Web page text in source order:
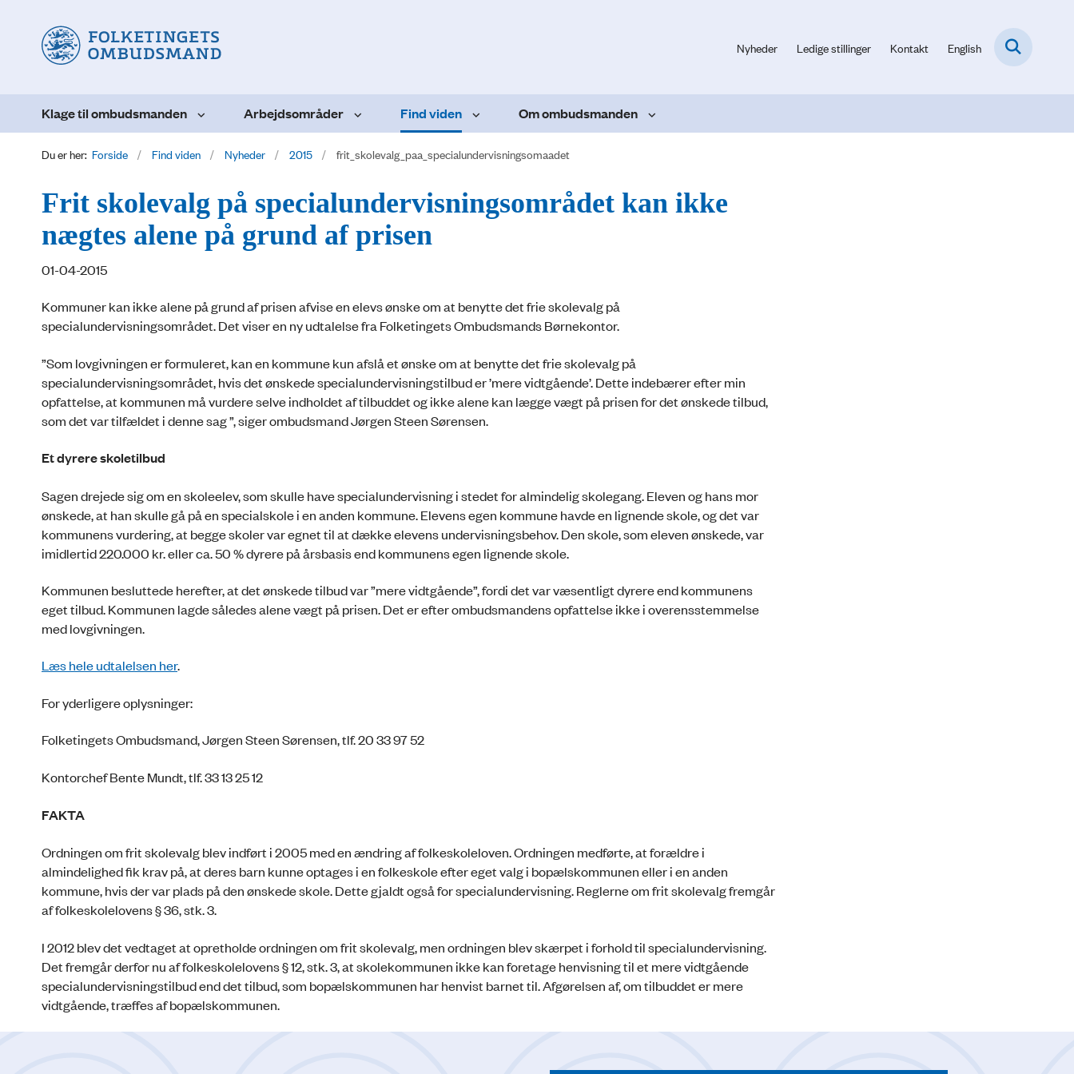
Nyheder Ledige stillinger Kontakt English
Klage til ombudsmanden Arbejdsområder Find viden Om ombudsmanden
Du er her: Forside Find viden Nyheder 2015 frit_skolevalg_paa_specialundervisningsomaadet
Frit skolevalg på specialundervisningsområdet kan ikke
nægtes alene på grund af prisen
01-04-2015
Kommuner kan ikke alene på grund af prisen afvise en elevs ønske om at benytte det frie skolevalg på
specialundervisningsområdet. Det viser en ny udtalelse fra Folketingets Ombudsmands Børnekontor.
”Som lovgivningen er formuleret, kan en kommune kun afslå et ønske om at benytte det frie skolevalg på
specialundervisningsområdet, hvis det ønskede specialundervisningstilbud er ’mere vidtgående’. Dette indebærer efter min
opfattelse, at kommunen må vurdere selve indholdet af tilbuddet og ikke alene kan lægge vægt på prisen for det ønskede tilbud,
som det var tilfældet i denne sag ”, siger ombudsmand Jørgen Steen Sørensen.
Et dyrere skoletilbud
Sagen drejede sig om en skoleelev, som skulle have specialundervisning i stedet for almindelig skolegang. Eleven og hans mor
ønskede, at han skulle gå på en specialskole i en anden kommune. Elevens egen kommune havde en lignende skole, og det var
kommunens vurdering, at begge skoler var egnet til at dække elevens undervisningsbehov. Den skole, som eleven ønskede, var
imidlertid 220.000 kr. eller ca. 50 % dyrere på årsbasis end kommunens egen lignende skole.
Kommunen besluttede herefter, at det ønskede tilbud var ”mere vidtgående”, fordi det var væsentligt dyrere end kommunens
eget tilbud. Kommunen lagde således alene vægt på prisen. Det er efter ombudsmandens opfattelse ikke i overensstemmelse
med lovgivningen.
Læs hele udtalelsen her.
For yderligere oplysninger:
Folketingets Ombudsmand, Jørgen Steen Sørensen, tlf. 20 33 97 52
Kontorchef Bente Mundt, tlf. 33 13 25 12
FAKTA
Ordningen om frit skolevalg blev indført i 2005 med en ændring af folkeskoleloven. Ordningen medførte, at forældre i
almindelighed fik krav på, at deres barn kunne optages i en folkeskole efter eget valg i bopælskommunen eller i en anden
kommune, hvis der var plads på den ønskede skole. Dette gjaldt også for specialundervisning. Reglerne om frit skolevalg fremgår
af folkeskolelovens § 36, stk. 3.
I 2012 blev det vedtaget at opretholde ordningen om frit skolevalg, men ordningen blev skærpet i forhold til specialundervisning.
Det fremgår derfor nu af folkeskolelovens § 12, stk. 3, at skolekommunen ikke kan foretage henvisning til et mere vidtgående
specialundervisningstilbud end det tilbud, som bopælskommunen har henvist barnet til. Afgørelsen af, om tilbuddet er mere
vidtgående, træffes af bopælskommunen.